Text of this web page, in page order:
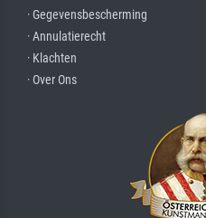
· Gegevensbescherming
· Annulatierecht
· Klachten
· Over Ons